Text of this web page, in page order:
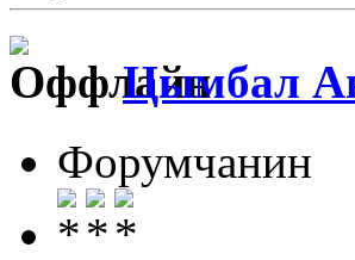
Цымбал
Форумчанин